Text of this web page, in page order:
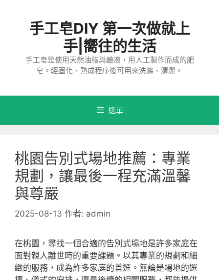
手工皂DIY 第一次做就上
手|嚮往的生活
手工皂是使用天然油脂與鹼液，用人工製作而成的肥
皂。經固化、熟成程序後可用來洗滌、清潔。
選單
桃園告別式場地推薦：專業
規劃，讓最後一程充滿溫馨
與尊嚴
2025-08-13 作者: admin
在桃園，尋找一個合適的告別式場地是許多家庭在
面對親人離世時的重要課題。 以其專業的規劃和細
緻的服務，成為許多家庭的首選。無論是場地的選